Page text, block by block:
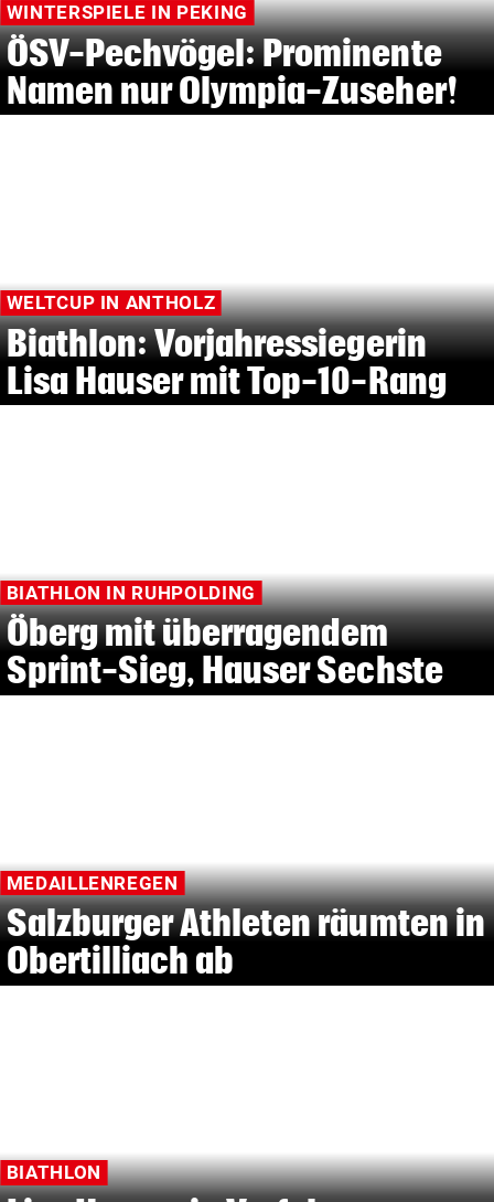
WINTERSPIELE IN PEKING
ÖSV-Pechvögel: Prominente
Namen nur Olympia-Zuseher!
WELTCUP IN ANTHOLZ
Biathlon: Vorjahressiegerin
Lisa Hauser mit Top-10-Rang
BIATHLON IN RUHPOLDING
Öberg mit überragendem
Sprint-Sieg, Hauser Sechste
MEDAILLENREGEN
Salzburger Athleten räumten in
Obertilliach ab
BIATHLON